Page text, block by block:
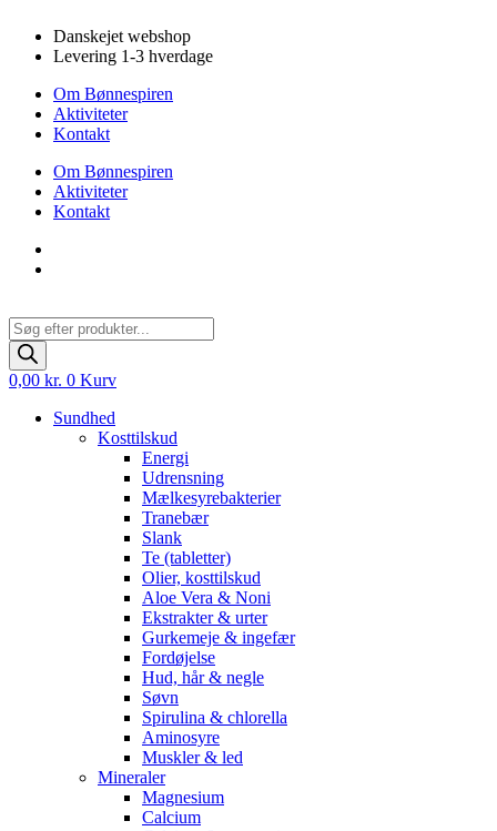
indhold
Danskejet webshop
Levering 1-3 hverdage
Om Bønnespiren
Aktiviteter
Kontakt
Om Bønnespiren
Aktiviteter
Kontakt
Products
search
0,00 kr. 0 Kurv
Sundhed
Kosttilskud
Energi
Udrensning
Mælkesyrebakterier
Tranebær
Slank
Te (tabletter)
Olier, kosttilskud
Aloe Vera & Noni
Ekstrakter & urter
Gurkemeje & ingefær
Fordøjelse
Hud, hår & negle
Søvn
Spirulina & chlorella
Aminosyre
Muskler & led
Mineraler
Magnesium
Calcium